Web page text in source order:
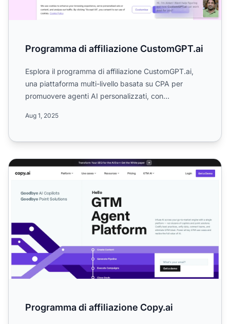
Programma di affiliazione CustomGPT.ai
Esplora il programma di affiliazione CustomGPT.ai,
una piattaforma multi-livello basata su CPA per
promuovere agenti AI personalizzati, con
Aug 1, 2025
Programma di affiliazione Copy.ai
Programma di affiliazione Copy.ai